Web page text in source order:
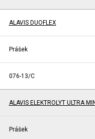
ALAVIS DUOFLEX
Prášek
076-13/C
ALAVIS ELEKTROLYT ULTRA
Prášek